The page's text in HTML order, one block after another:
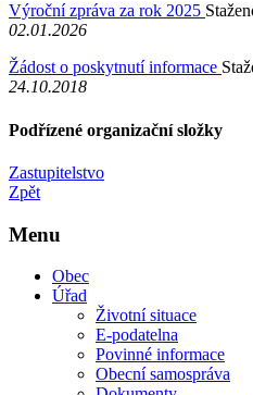
Výroční zpráva za rok 2025
02.01.2026
Žádost o poskytnutí informace
24.10.2018
Podřízené organizační složky
Zastupitelstvo
Zpět
Menu
Obec
Úřad
Životní situace
E-podatelna
Povinné informace
Obecní samospráva